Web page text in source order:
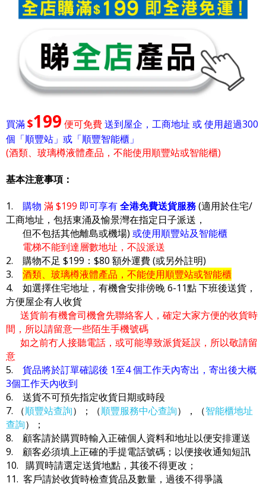
買滿$199 便可免費送到屋企，工商地址 或 使用超過300
個「順豐站」或「順豐智能櫃」
(酒類、玻璃樽液體產品，不能使用順豐站或智能櫃)
基本注意事項：
1. 購物 滿 $199 即可享有全港免費送貨服務(適用於住宅/
工商地址，包括東涌及愉景灣在指定日子派送，
但不包括其他離島或機場) 或使用順豐站及智能櫃
電梯不能到達層數地址，不設派送
2. 購物不足 $199：$80 額外運費 (或另外註明)
3. 酒類、玻璃樽液體產品，不能使用順豐站或智能櫃
4. 如選擇住宅地址，有機會安排傍晚 6-11點 下班後送貨，
方便屋企有人收貨
送貨前有機會司機會先聯絡客人，確定大家方便的收貨時
間，所以請留意一些陌生手機號碼
如之前冇人接聽電話，或可能導致派貨延誤，所以敬請留
意
5. 貨品將於訂單確認後 1至4 個工作天內寄出，寄出後大概
3個工作天內收到
6. 送貨不可預先指定收貨日期或時段
7. （順豐站查詢）；（順豐服務中心查詢），（智能櫃地址
查詢）；
8. 顧客請於購買時輸入正確個人資料和地址以便安排運送
9. 顧客必須填上正確的手提電話號碼；以便接收通知短訊
10. 購買時請選定送貨地點，其後不得更改；
11. 客戶請於收貨時檢查貨品及數量，過後不得爭議